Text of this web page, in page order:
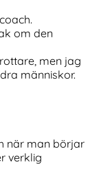
om den
men jag
människor.
när man börjar
verklig